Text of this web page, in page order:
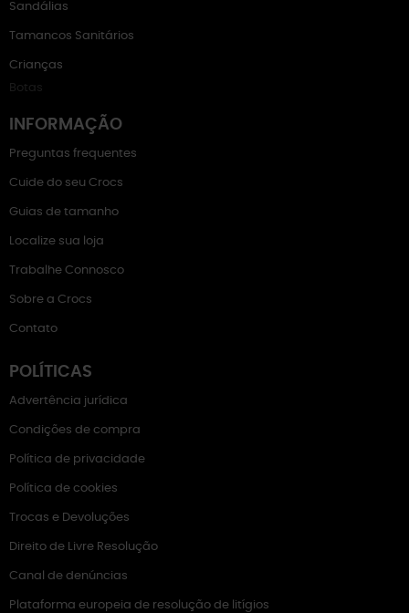
Sandálias
Tamancos Sanitários
Crianças
Botas
INFORMAÇÃO
Preguntas frequentes
Cuide do seu Crocs
Guias de tamanho
Localize sua loja
Trabalhe Connosco
Sobre a Crocs
Contato
POLÍTICAS
Advertência jurídica
Condições de compra
Política de privacidade
Política de cookies
Trocas e Devoluções
Direito de Livre Resolução
Canal de denúncias
Plataforma europeia de resolução de litígios